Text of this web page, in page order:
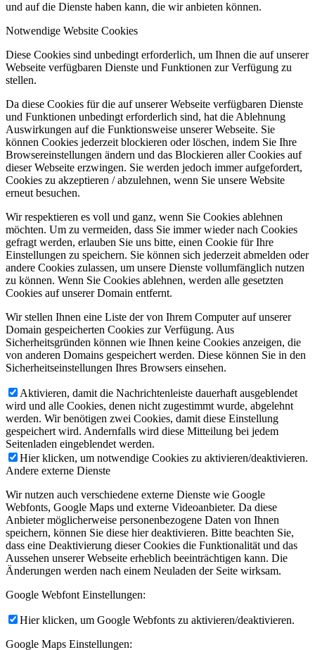
und auf die Dienste haben kann, die wir anbieten können.
Notwendige Website Cookies
Diese Cookies sind unbedingt erforderlich, um Ihnen die auf unserer
Webseite verfügbaren Dienste und Funktionen zur Verfügung zu
stellen.
Da diese Cookies für die auf unserer Webseite verfügbaren Dienste
und Funktionen unbedingt erforderlich sind, hat die Ablehnung
Auswirkungen auf die Funktionsweise unserer Webseite. Sie
können Cookies jederzeit blockieren oder löschen, indem Sie Ihre
Browsereinstellungen ändern und das Blockieren aller Cookies auf
dieser Webseite erzwingen. Sie werden jedoch immer aufgefordert,
Cookies zu akzeptieren / abzulehnen, wenn Sie unsere Website
erneut besuchen.
Wir respektieren es voll und ganz, wenn Sie Cookies ablehnen
möchten. Um zu vermeiden, dass Sie immer wieder nach Cookies
gefragt werden, erlauben Sie uns bitte, einen Cookie für Ihre
Einstellungen zu speichern. Sie können sich jederzeit abmelden oder
andere Cookies zulassen, um unsere Dienste vollumfänglich nutzen
zu können. Wenn Sie Cookies ablehnen, werden alle gesetzten
Cookies auf unserer Domain entfernt.
Wir stellen Ihnen eine Liste der von Ihrem Computer auf unserer
Domain gespeicherten Cookies zur Verfügung. Aus
Sicherheitsgründen können wie Ihnen keine Cookies anzeigen, die
von anderen Domains gespeichert werden. Diese können Sie in den
Sicherheitseinstellungen Ihres Browsers einsehen.
Aktivieren, damit die Nachrichtenleiste dauerhaft ausgeblendet
wird und alle Cookies, denen nicht zugestimmt wurde, abgelehnt
werden. Wir benötigen zwei Cookies, damit diese Einstellung
gespeichert wird. Andernfalls wird diese Mitteilung bei jedem
Seitenladen eingeblendet werden.
Hier klicken, um notwendige Cookies zu aktivieren/deaktivieren.
Andere externe Dienste
Wir nutzen auch verschiedene externe Dienste wie Google
Webfonts, Google Maps und externe Videoanbieter. Da diese
Anbieter möglicherweise personenbezogene Daten von Ihnen
speichern, können Sie diese hier deaktivieren. Bitte beachten Sie,
dass eine Deaktivierung dieser Cookies die Funktionalität und das
Aussehen unserer Webseite erheblich beeinträchtigen kann. Die
Änderungen werden nach einem Neuladen der Seite wirksam.
Google Webfont Einstellungen:
Hier klicken, um Google Webfonts zu aktivieren/deaktivieren.
Google Maps Einstellungen: